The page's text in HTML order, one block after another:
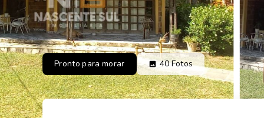
Pronto para morar 40Fotos